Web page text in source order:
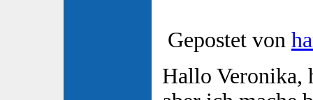
Gepostet von
Hallo Veronika,